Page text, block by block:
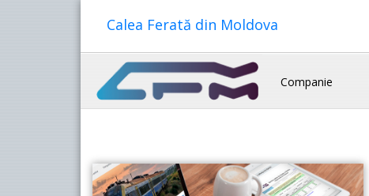
Calea Ferată din Moldova
Companie